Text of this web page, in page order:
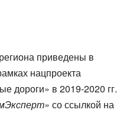
приведены в
нацпроекта
дороги» в 2019-2020 гг.
со ссылкой на